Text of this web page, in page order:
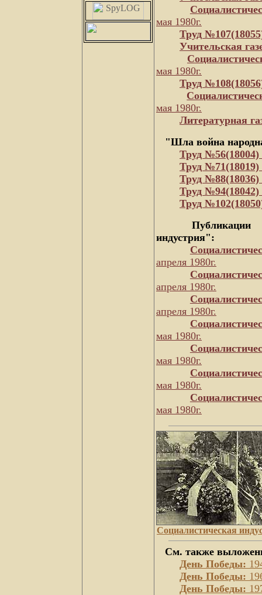
мая 1980г.
Труд
Учительская
мая 1980г.
Труд
мая 1980г.
Литературная
"Шла война
Труд №56(18004)
Труд №71(18019)
Труд №88(18036)
Труд №94(18042)
Труд
Публикации
индустрия":
апреля 1980г.
апреля 1980г.
апреля 1980г.
мая 1980г.
мая 1980г.
мая 1980г.
мая 1980г.
Социалистическая
См. также
День Победы:
День Победы:
День Победы: